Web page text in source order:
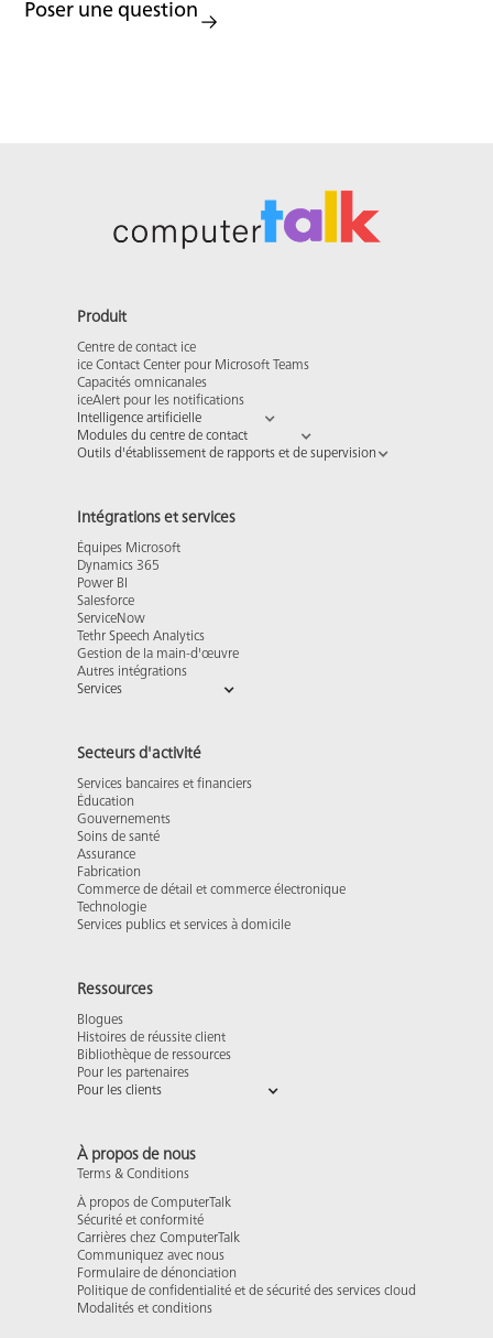
Poser une question
Produit
Centre de contact ice
ice Contact Center pour Microsoft Teams
Capacités omnicanales
iceAlert pour les notifications
Intelligence artificielle
Modules du centre de contact
Outils d'établissement de rapports et de supervision
Intégrations et services
Équipes Microsoft
Dynamics 365
Power BI
Salesforce
ServiceNow
Tethr Speech Analytics
Gestion de la main-d'œuvre
Autres intégrations
Services
Secteurs d'activité
Services bancaires et financiers
Éducation
Gouvernements
Soins de santé
Assurance
Fabrication
Commerce de détail et commerce électronique
Technologie
Services publics et services à domicile
Ressources
Blogues
Histoires de réussite client
Bibliothèque de ressources
Pour les partenaires
Pour les clients
À propos de nous
Terms & Conditions
À propos de ComputerTalk
Sécurité et conformité
Carrières chez ComputerTalk
Communiquez avec nous
Formulaire de dénonciation
Politique de confidentialité et de sécurité des services cloud
Modalités et conditions